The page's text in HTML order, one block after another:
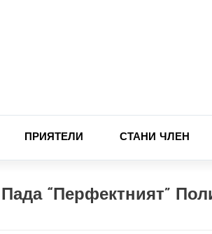
ПРИЯТЕЛИ СТАНИ ЧЛЕН
“перфектният”